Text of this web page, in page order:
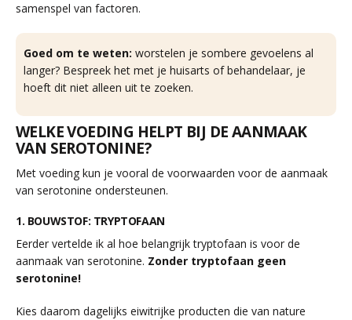
samenspel van factoren.
Goed om te weten: worstelen je sombere gevoelens al
langer? Bespreek het met je huisarts of behandelaar, je
hoeft dit niet alleen uit te zoeken.
WELKE VOEDING HELPT BIJ DE AANMAAK
VAN SEROTONINE?
Met voeding kun je vooral de voorwaarden voor de aanmaak
van serotonine ondersteunen.
1. BOUWSTOF: TRYPTOFAAN
Eerder vertelde ik al hoe belangrijk tryptofaan is voor de
aanmaak van serotonine. Zonder tryptofaan geen
serotonine!
Kies daarom dagelijks eiwitrijke producten die van nature